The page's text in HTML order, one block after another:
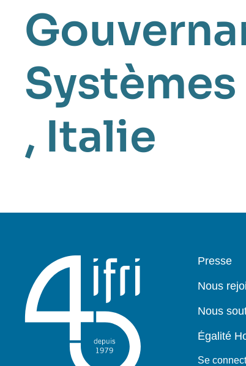
, Italie
Pied
Presse
Nous
Nous
Égalité
Se